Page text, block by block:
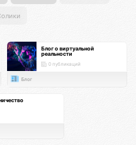
Блог о виртуальной
реальности
0 публикаций
Блог